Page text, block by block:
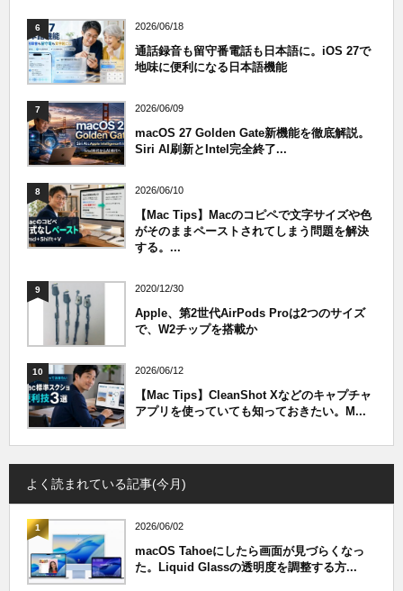
6 2026/06/18
通話録音も留守番電話も日本語に。iOS 27で
地味に便利になる日本語機能
7 2026/06/09
macOS 27 Golden Gate新機能を徹底解説。
Siri AI刷新とIntel完全終了...
8 2026/06/10
【Mac Tips】Macのコピペで文字サイズや色
がそのままペーストされてしまう問題を解決
する。...
9 2020/12/30
Apple、第2世代AirPods Proは2つのサイズ
で、W2チップを搭載か
10 2026/06/12
【Mac Tips】CleanShot Xなどのキャプチャ
アプリを使っていても知っておきたい。M...
よく読まれている記事(今月)
1 2026/06/02
macOS Tahoeにしたら画面が見づらくなっ
た。Liquid Glassの透明度を調整する方...